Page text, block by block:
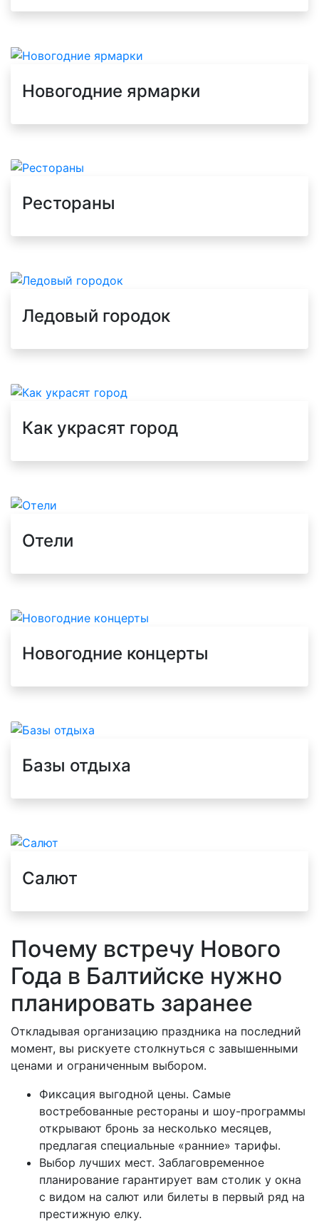
Новогодние ярмарки
Рестораны
Ледовый городок
Как украсят город
Отели
Новогодние концерты
Базы отдыха
Салют
Почему встречу Нового
Года в Балтийске нужно
планировать заранее
Откладывая организацию праздника на последний
момент, вы рискуете столкнуться с завышенными
ценами и ограниченным выбором.
Фиксация выгодной цены. Самые
востребованные рестораны и шоу-программы
открывают бронь за несколько месяцев,
предлагая специальные «ранние» тарифы.
Выбор лучших мест. Заблаговременное
планирование гарантирует вам столик у окна
с видом на салют или билеты в первый ряд на
престижную елку.